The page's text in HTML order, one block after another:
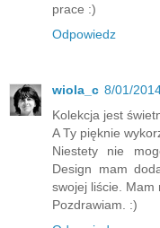
prace :)
Odpowiedz
wiola_c 8/01/
Kolekcja jest
A Ty pięknie
Niestety nie
Design mam
swojej liście. Mam
Pozdrawiam. :)